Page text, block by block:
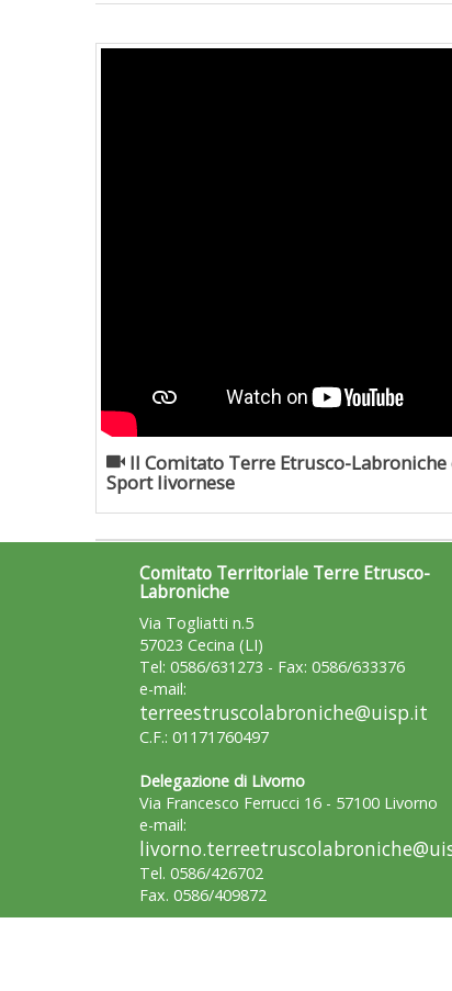
Il Comitato Terre Etrusco-
Sport livornese
Comitato Territoriale Terre Etrusco-
Labroniche
Via Togliatti n.5
57023 Cecina (LI)
Tel: 0586/631273 - Fax: 0586/633376
e-mail:
terreestruscolabroniche@uisp.it
C.F.: 01171760497
Delegazione di Livorno
Via Francesco Ferrucci 16 - 57100 Livorno
e-mail:
Tel. 0586/426702
Fax. 0586/409872